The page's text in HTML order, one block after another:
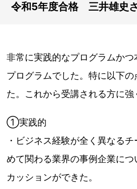
令和5年度合格 三井雄史
非常に実践的なプログラムか
プログラムでした。特に以下の
た。これから受講される方に強
①実践的
・ビジネス経験が全く異なる
めて関わる業界の事例企業につ
カッションができた。